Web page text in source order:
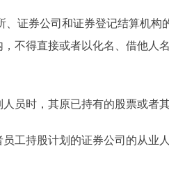
、证券公司和证券登记结算机
不得直接或者以化名、借他人
员时，其原已持有的股票或者
工持股计划的证券公司的从业